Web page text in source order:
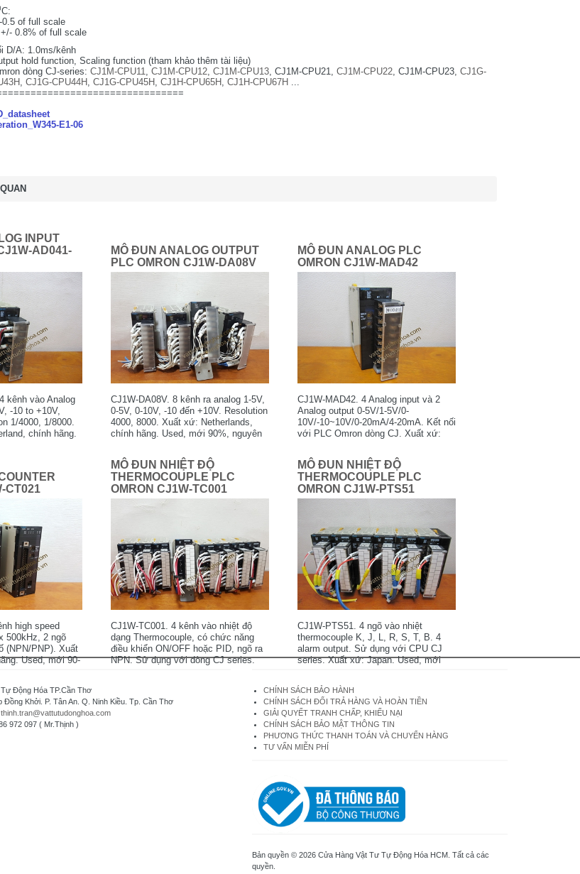
C:
of full scale
+/- 0.8% of full scale
D/A: 1.0ms/kênh
hold function, Scaling function (tham khảo thêm tài liệu)
dòng CJ-series: CJ1M-CPU11, CJ1M-CPU12, CJ1M-CPU13, CJ1M-CPU21, CJ1M-CPU22, CJ1M-CPU23, CJ1G-
, CJ1G-CPU44H , CJ1G-CPU45H , CJ1H-CPU65H , CJ1H-CPU67H ...
E1-06
INPUT
AD041-
kênh vào Analog
-10 to +10V,
1/4000, 1/8000.
chính hãng.
MÔ ĐUN ANALOG OUTPUT
PLC OMRON CJ1W-DA08V
CJ1W-DA08V. 8 kênh ra analog 1-5V,
0-5V, 0-10V, -10 đến +10V. Resolution
4000, 8000. Xuất xứ: Netherlands,
chính hãng. Used, mới 90%, nguyên
MÔ ĐUN ANALOG PLC
OMRON CJ1W-MAD42
CJ1W-MAD42. 4 Analog input và 2
Analog output 0-5V/1-5V/0-
10V/-10~10V/0-20mA/4-20mA. Kết nối
với PLC Omron dòng CJ. Xuất xứ:
nguyên zin.
CT021
high speed
500kHz, 2 ngõ
(NPN/PNP). Xuất
Used, mới 90-
MÔ ĐUN NHIỆT ĐỘ
THERMOCOUPLE PLC
OMRON CJ1W-TC001
CJ1W-TC001. 4 kênh vào nhiệt độ
dạng Thermocouple, có chức năng
điều khiển ON/OFF hoặc PID, ngõ ra
NPN. Sử dụng với dòng CJ series.
MÔ ĐUN NHIỆT ĐỘ
THERMOCOUPLE PLC
OMRON CJ1W-PTS51
CJ1W-PTS51. 4 ngõ vào nhiệt
thermocouple K, J, L, R, S, T, B. 4
alarm output. Sử dụng với CPU CJ
series. Xuất xứ: Japan. Used, mới
Động Hóa TP.Cần Thơ
Đồng Khởi. P. Tân An. Q. Ninh Kiều. Tp. Cần Thơ
thinh.tran@vattutudonghoa.com
972 097 ( Mr.Thịnh )
CHÍNH SÁCH BẢO HÀNH
CHÍNH SÁCH ĐỔI TRẢ HÀNG VÀ HOÀN TIỀN
GIẢI QUYẾT TRANH CHẤP, KHIẾU NẠI
CHÍNH SÁCH BẢO MẬT THÔNG TIN
PHƯƠNG THỨC THANH TOÁN VÀ CHUYỂN HÀNG
TƯ VẤN MIỄN PHÍ
Bản quyền © 2026 Cửa Hàng Vật Tư Tự Động Hóa HCM. Tất cả các
quyền.